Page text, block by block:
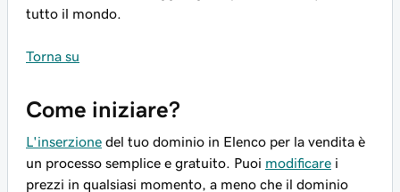
tutto il mondo.
Torna su
Come iniziare?
L'inserzione del tuo dominio in Elenco per la vendita è
un processo semplice e gratuito. Puoi modificare i
prezzi in qualsiasi momento, a meno che il dominio